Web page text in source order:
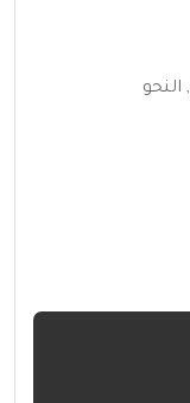
, النحو